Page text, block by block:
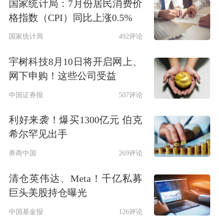
转型调改大年：①线下：聚焦便利、消
费、专业属性，优化产品结构、开展跨
仓店模型落地，与传统药店错位竞争。
目前药店估值较低，主要由于市场担心
B2C竞争、比价、医保飞检等，我们认
为该些因素对投资情绪影响多于实际经
营影响。目前多家头部药店股息率超过
4%，中长期利润CAGR有望维持在
10%以上，叠加调改、并购带来估值修
国家统计局：7月份居民消费价
格指数（CPI）同比上涨0.5%
国家统计局 492评论
宇树科技8月10日将开启网上、
网下申购！这些公司受益
中国证券报 507评论
利好来袭！爆买1300亿元 伯克
希尔罕见出手
券商中国 269评论
清仓英伟达、Meta！千亿私募
巨头美股持仓曝光
中国基金报 126评论